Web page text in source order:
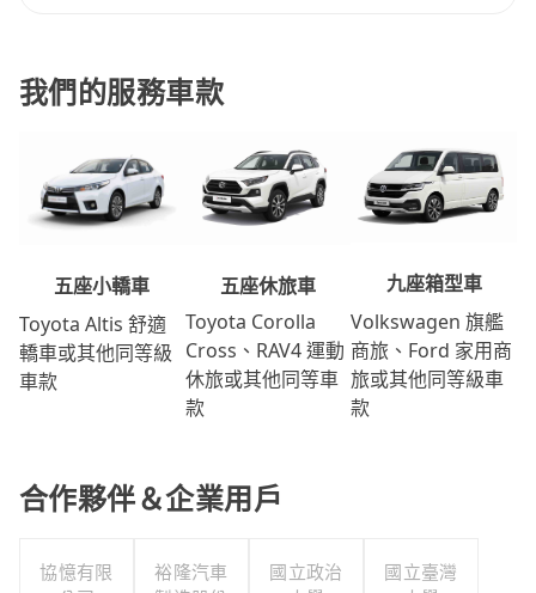
我們的服務車款
五座小轎車
Toyota Altis 舒適
轎車或其他同等級
車款
五座休旅車
Toyota Corolla
Cross、RAV4 運動
休旅或其他同等車
款
九座箱型車
Volkswagen 旗艦
商旅、Ford 家用商
旅或其他同等級車
款
合作夥伴＆企業用戶
協憶有限
裕隆汽車
國立政治
國立臺灣